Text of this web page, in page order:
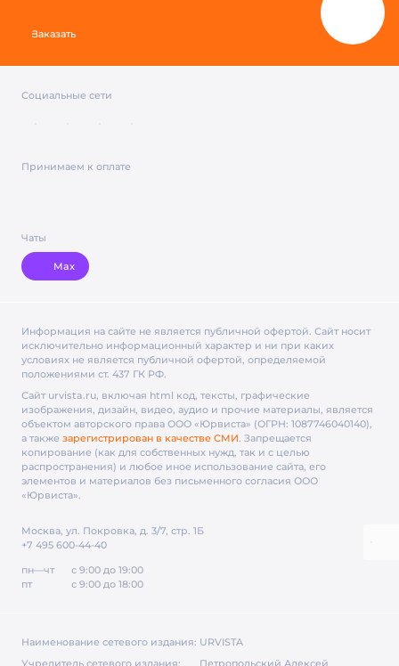
Заказать
Социальные сети
Принимаем к оплате
Чаты
Max
Информация на сайте не является публичной офертой. Cайт носит
исключительно информационный характер и ни при каких
условиях не является публичной офертой, определяемой
положениями ст. 437 ГК РФ.
Сайт urvista.ru, включая html код, тексты, графические
изображения, дизайн, видео­, аудио­ и прочие материалы, является
объектом авторского права ООО «Юрвиста» (ОГРН: 1087746040140),
а также зарегистрирован в качестве СМИ. Запрещается
копирование (как для собственных нужд, так и с целью
распространения) и любое иное использование сайта, его
элементов и материалов без письменного согласия ООО
«Юрвиста».
Москва, ул. Покровка, д. 3/7, стр. 1Б
+7 495 600-44-40
пн—чт
с 9:00 до 19:00
пт
с 9:00 до 18:00
Наименование сетевого издания: URVISTA
Учредитель сетевого издания:
Петропольский Алексей